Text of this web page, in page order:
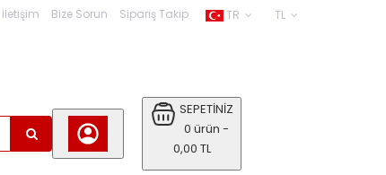
İletişim Bize Sorun Sipariş Takip TR TL
SEPETİNİZ
0 ürün -
0,00 TL